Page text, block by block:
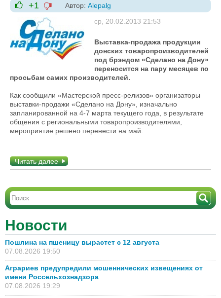
+1
+1
-1
Автор: Alepalg
ср, 20.02.2013 21:53
Выставка-продажа продукции
донских товаропроизводителей
под брэндом «Сделано на Дону»
переносится на пару месяцев по
просьбам самих производителей.
Как сообщили «Мастерской пресс-релизов» организаторы
выставки-продажи «Сделано на Дону», изначально
запланированной на 4-7 марта текущего года, в результате
общения с региональными товаропроизводителями,
мероприятие решено перенести на май.
Читать далее
Новости
Пошлина на пшеницу вырастет с 12 августа
07.08.2026 19:50
Аграриев предупредили мошеннических извещениях от
имени Россельхознадзора
07.08.2026 19:29